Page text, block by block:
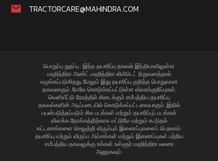
TRACTORCARE@MAHINDRA.COM
பொறுப்பு துறப்பு : இந்த தயாரிப்பு தகவல் இந்தியாவிலுள்ள
மஹிந்திரா அண்ட் மஹிந்திரா லிமிடெட் நிறுவனத்தால்
வழங்கப்படுகிறது, மேலும் இது தயாரிப்பு குறித்த பொதுவான
தகவலாகும். மேலே கொடுக்கப்பட்டுள்ள விவரக்குறிப்புகள்,
வெளியீட்டு நேரத்தில் கிடைக்கும் சமீபத்திய தயாரிப்பு
தகவல்களின் அடிப்படையில் கொடுக்கப்பட்டவையாகும். இதில்
பயன்படுத்தப்படும் சில படங்கள் மற்றும் தயாரிப்புப் படங்கள்
விளக்க நோக்கத்திற்காக மட்டுமே மற்றும் கூடுதல்
கட்டணங்களை செலுத்தி விரும்பும் இணைப்புகளைப் பெறலாம்.
தயாரிப்பு மற்றும் விருப்ப அம்சங்கள் மற்றும் இணைப்புகள் பற்றிய
சமீபத்திய தகவலுக்கு உங்கள் உள்ளூர் மஹிந்திரா டீலரை
அணுகவும்.